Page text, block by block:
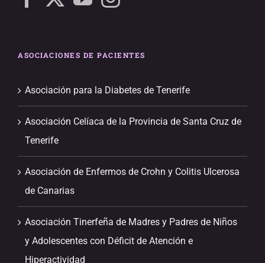
ASOCIACIONES DE PACIENTES
Asociación para la Diabetes de Tenerife
Asociación Celíaca de la Provincia de Santa Cruz de
Tenerife
Asociación de Enfermos de Crohn y Colitis Ulcerosa
de Canarias
Asociación Tinerfeña de Madres y Padres de Niños
y Adolescentes con Déficit de Atención e
Hiperactividad